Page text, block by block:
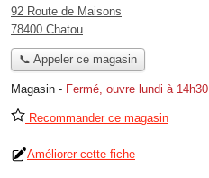
92 Route de Maisons
78400 Chatou
📞 Appeler ce magasin
Magasin - Fermé, ouvre lundi à 14h30
Recommander ce magasin
Améliorer cette fiche